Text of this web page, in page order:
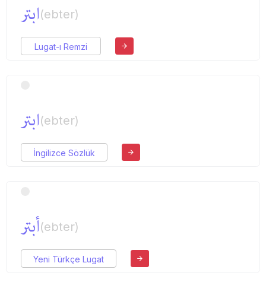
ابتر(ebter)
Lugat-ı Remzi
ابتر(ebter)
İngilizce Sözlük
أبتر(ebter)
Yeni Türkçe Lugat